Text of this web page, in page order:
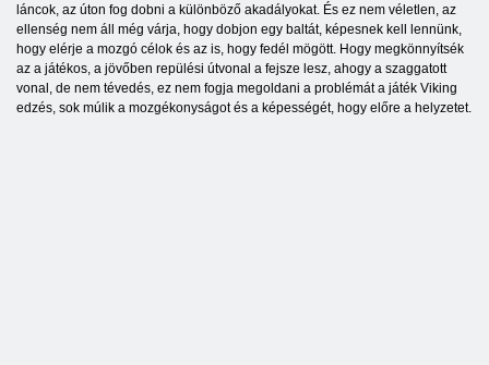
láncok, az úton fog dobni a különböző akadályokat. És ez nem véletlen, az
ellenség nem áll még várja, hogy dobjon egy baltát, képesnek kell lennünk,
hogy elérje a mozgó célok és az is, hogy fedél mögött. Hogy megkönnyítsék
az a játékos, a jövőben repülési útvonal a fejsze lesz, ahogy a szaggatott
vonal, de nem tévedés, ez nem fogja megoldani a problémát a játék Viking
edzés, sok múlik a mozgékonyságot és a képességét, hogy előre a helyzetet.